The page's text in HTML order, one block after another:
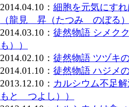
2014.04.10： 細胞を元気にす
（龍見 昇（たつみ のぼる
2014.03.10： 徒然物語 シメク
も））
2014.02.10： 徒然物語 ツヅキ
2014.01.10： 徒然物語 ハジメ
2013.12.10： カルシウム不足
もと つよし））